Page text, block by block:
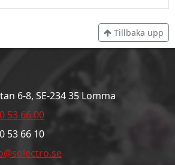
Tillbaka upp
6-8, SE-234 35 Lomma
53 66 00
53 66 10